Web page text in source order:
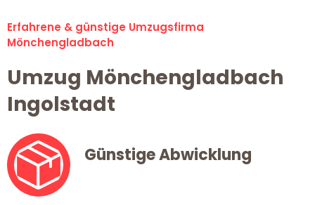
Erfahrene & günstige Umzugsfirma
Mönchengladbach
Umzug Mönchengladbach
Ingolstadt
Günstige Abwicklung